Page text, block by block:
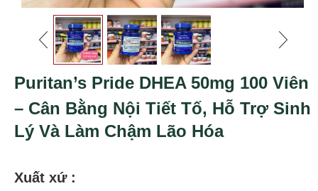
Puritan’s Pride DHEA 50mg 100 Viên
– Cân Bằng Nội Tiết Tố, Hỗ Trợ Sinh
Lý Và Làm Chậm Lão Hóa
Xuất xứ :